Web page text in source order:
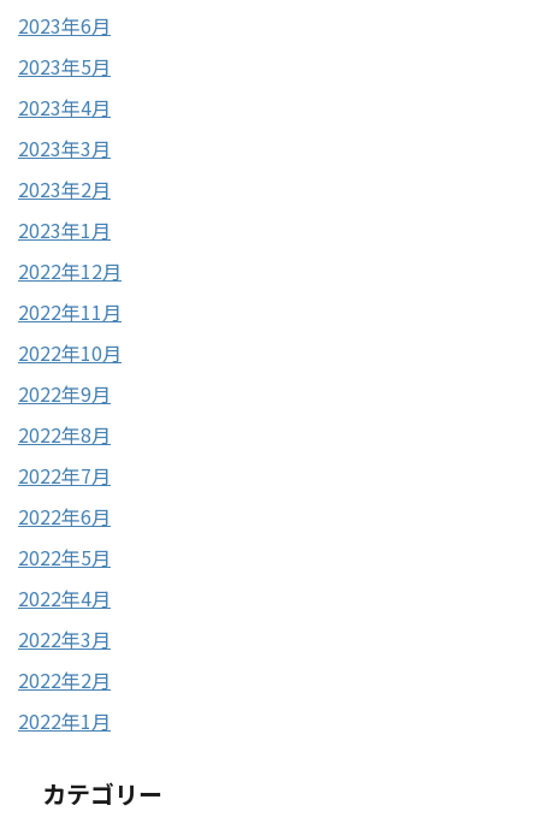
2023年6月
2023年5月
2023年4月
2023年3月
2023年2月
2023年1月
2022年12月
2022年11月
2022年10月
2022年9月
2022年8月
2022年7月
2022年6月
2022年5月
2022年4月
2022年3月
2022年2月
2022年1月
カテゴリー